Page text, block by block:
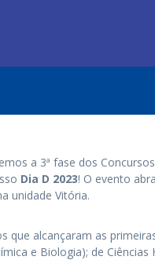
a 3ª fase dos
Dia D 2023! O evento
unidade Vitória.
que alcançaram as
e Biologia); de Ciências